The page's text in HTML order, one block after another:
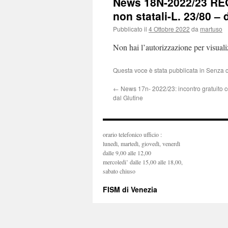
non statali-L. 23/80 –
Pubblicato il 4 Ottobre 2022 da martuso
Non hai l’autorizzazione per
Questa voce è stata pubblicata in Senza
← News 17n- 2022/23: incontro gratuito
dal Glutine
orario telefonico ufficio :
lunedì, martedì, giovedì, venerdì
dalle 9,00 alle 12,00
mercoledi’ dalle 15,00 alle 18,00,
sabato chiuso
FISM di Venezia